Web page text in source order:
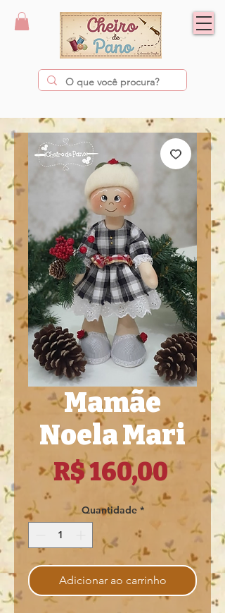
Mamãe
Noela Mari
R$ 160,00Preço
Quantidade *
Adicionar ao carrinho